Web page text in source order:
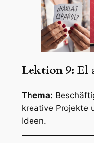
Lektion 9: El
Thema:
kreative Projekte
Ideen.